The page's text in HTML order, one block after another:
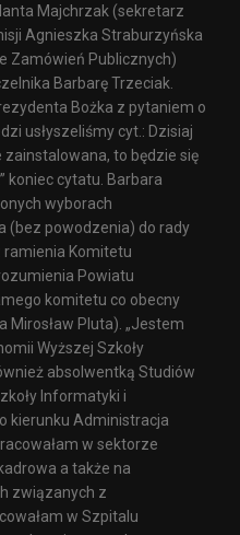
Majchrzak (sekretarz
Agnieszka Straburzyńska
Zamówień Publicznych)
Barbarę Trzeciak.
Bożka z pytaniem o
usłyszeliśmy cyt.: Dzisiaj
to będzie się
koniec cytatu. Barbara
wyborach
(bez powodzenia) do rady
ramienia Komitetu
Powiatu
komitetu co obecny
Pluta). „Jestem
Wyższej Szkoły
absolwentką Studiów
Informatyki i
kierunku Administracja
w sektorze
a także na
związanych z
w Szpitalu